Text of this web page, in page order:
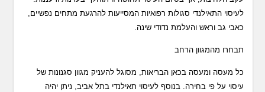
לעיסוי התאילנדי סגולות רפואיות המסייעות להרגעת מתחים נפשיים,
כאבי גב וראש והעלמת נדודי שינה.
תבחרו מהמגוון הרחב
כל מעסה ומעסה בכאן הבריאות, מסוגל להעניק מגוון סגנונות של
עיסוי על פי בחירה. בנוסף לעיסוי תאילנדי בתל אביב, ניתן יהיה